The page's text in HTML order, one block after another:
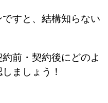
すと、結構知らない
前・契約後にどのよ
ましょう！